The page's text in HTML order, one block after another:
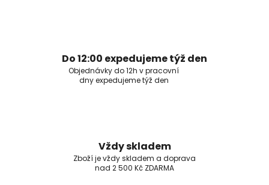
Do 12:00 expedujeme týž den
Objednávky do 12h v pracovní
dny expedujeme týž den
Vždy skladem
Zboží je vždy skladem a doprava
nad 2 500 Kč ZDARMA